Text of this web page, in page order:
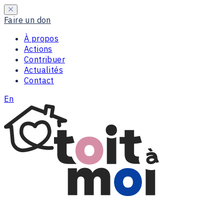
Faire un don
À propos
Actions
Contribuer
Actualités
Contact
En